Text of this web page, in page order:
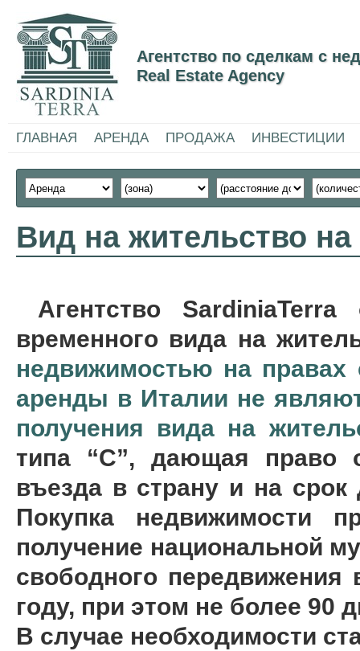
Агентство по сделкам с
Real Estate Agency
ГЛАВНАЯ АРЕНДА ПРОДАЖА ИНВЕСТИЦИИ
Вид на жительство
Агентство SardiniaTerra
временного вида на
недвижимостью на правах
аренды в Италии не
получения вида на
типа “С”, дающая право
въезда в страну и на
Покупка недвижимости
получение национальной
свободного
году, при этом не более 90
В случае необходимости